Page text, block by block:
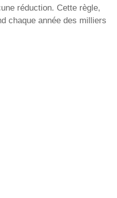
réduction. Cette règle,
chaque année des milliers